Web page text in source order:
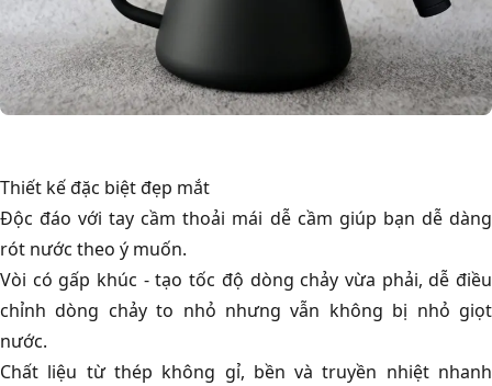
Thiết kế đặc biệt đẹp mắt
Độc đáo với tay cầm thoải mái dễ cầm giúp bạn dễ dàng
rót nước theo ý muốn.
Vòi có gấp khúc - tạo tốc độ dòng chảy vừa phải, dễ điều
chỉnh dòng chảy to nhỏ nhưng vẫn không bị nhỏ giọt
nước.
Chất liệu từ thép không gỉ, bền và truyền nhiệt nhanh